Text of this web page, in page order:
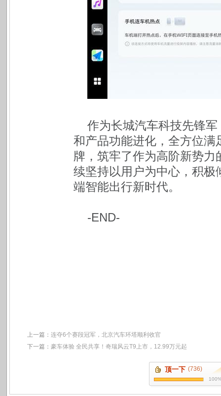
作为长城汽车科技先锋
和产品功能进化，全方位
牌，筑牢了作为高阶新势
续坚持以用户为中心，积
端智能出行新时代。
-END-
上一篇： 连夺6个赛段冠军，北京汽车环塔顺利收官
下一篇： 豪车体验 全民共享！奇瑞风云T9上市，12.99万元起
顶一下 (736)